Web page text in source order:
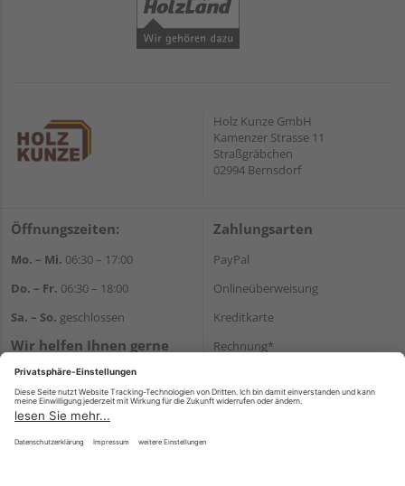
Holz Kunze GmbH
Kamenzer Strasse 11
Straßgräbchen
02994 Bernsdorf
Öffnungszeiten:
Mo. – Mi. 06:30 – 17:00
Do. – Fr. 06:30 – 18:00
Sa. – So. geschlossen
Wir helfen Ihnen gerne
weiter
+49 35723 23123
E-Mail:info@holz-kunze.de
Zahlungsarten
PayPal
Onlineüberweisung
Kreditkarte
Rechnung*
Versand